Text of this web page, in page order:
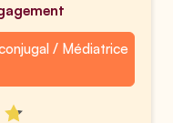
/ Médiatrice